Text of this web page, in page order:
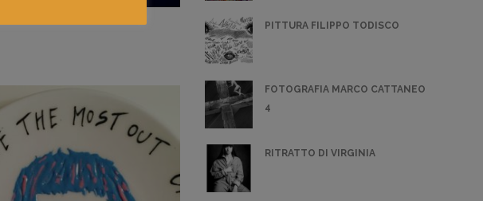
PITTURA FILIPPO TODISCO
FOTOGRAFIA MARCO CATTANEO
4
RITRATTO DI VIRGINIA